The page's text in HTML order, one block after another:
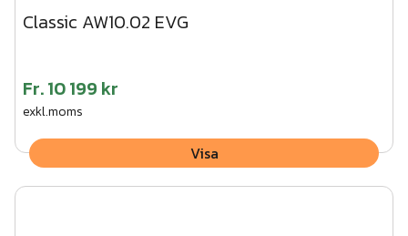
Classic AW10.02 EVG
Fr.10 199 kr
exkl.moms
Visa